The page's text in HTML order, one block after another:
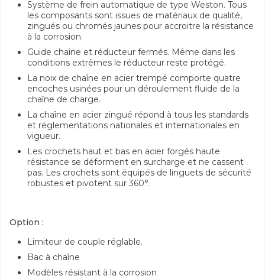
Système de frein automatique de type Weston. Tous
les composants sont issues de matériaux de qualité,
zingués ou chromés jaunes pour accroitre la résistance
à la corrosion.
Guide chaîne et réducteur fermés. Même dans les
conditions extrêmes le réducteur reste protégé.
La noix de chaîne en acier trempé comporte quatre
encoches usinées pour un déroulement fluide de la
chaîne de charge.
La chaîne en acier zingué répond à tous les standards
et réglementations nationales et internationales en
vigueur.
Les crochets haut et bas en acier forgés haute
résistance se déforment en surcharge et ne cassent
pas. Les crochets sont équipés de linguets de sécurité
robustes et pivotent sur 360°.
Option :
Limiteur de couple réglable.
Bac à chaîne
Modèles résistant à la corrosion